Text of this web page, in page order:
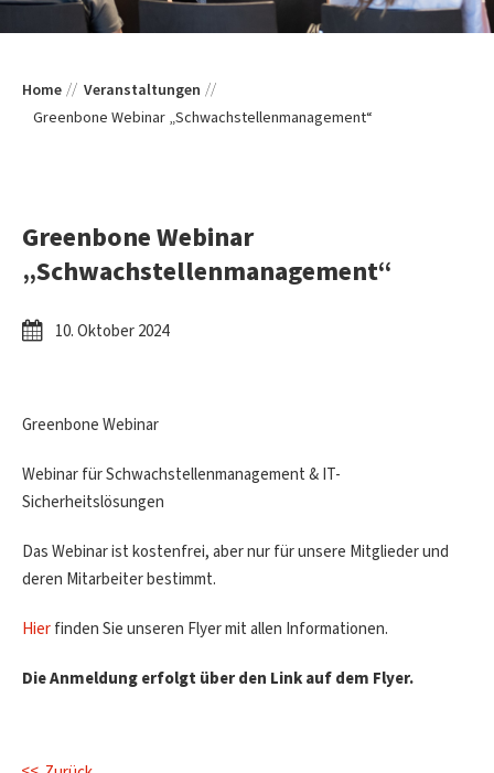
Home
Veranstaltungen
Greenbone Webinar „Schwachstellenmanagement“
Greenbone Webinar
„Schwachstellenmanagement“
10. Oktober 2024
Greenbone Webinar
Webinar für Schwachstellenmanagement & IT-
Sicherheitslösungen
Das Webinar ist kostenfrei, aber nur für unsere Mitglieder und
deren Mitarbeiter bestimmt.
Hierfinden Sie unseren Flyer mit allen Informationen.
Die Anmeldung erfolgt über den Link auf dem Flyer.